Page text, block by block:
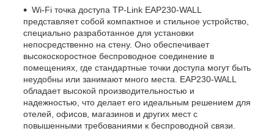
Wi-Fi точка доступа TP-Link EAP230-WALL
представляет собой компактное и стильное устройство,
специально разработанное для установки
непосредственно на стену. Оно обеспечивает
высокоскоростное беспроводное соединение в
помещениях, где стандартные точки доступа могут быть
неудобны или занимают много места. EAP230-WALL
обладает высокой производительностью и
надежностью, что делает его идеальным решением для
отелей, офисов, магазинов и других мест с
повышенными требованиями к беспроводной связи.